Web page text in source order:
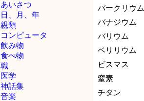
あいさつ
日、月、年
親類
コンピュータ
飲み物
食べ物
職
医学
神話集
音楽
バークリウム
バナジウム
バリウム
ベリリウム
ビスマス
窒素
チタン